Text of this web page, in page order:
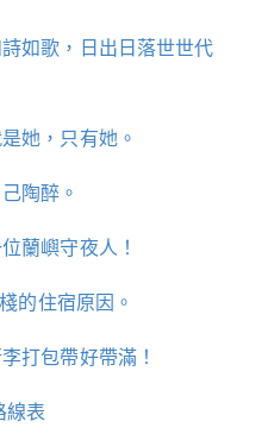
如歌，日出日落世世代
她，只有她。
陶醉。
蘭嶼守夜人！
的住宿原因。
打包帶好帶滿！
線表